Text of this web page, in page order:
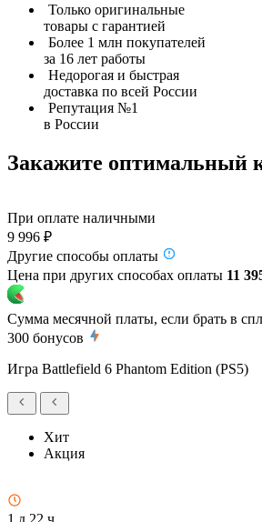
Только оригинальные
товары с гарантией
Более 1 млн покупателей
за 16 лет работы
Недорогая и быстрая
доставка по всей России
Репутация №1
в России
Закажите оптимальный
При оплате наличными
9 996 ₽
Другие способы оплаты
Цена при других способах оплаты 11
Сумма месячной платы, если брать в
300 бонусов
Игра Battlefield 6 Phantom Edition (PS5)
Хит
Акция
1 д 22 ч